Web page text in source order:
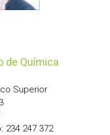
de Química
Superior
234 247 372